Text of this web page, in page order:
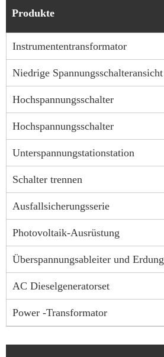
Produkte
Instrumententransformator
Niedrige Spannungsschalteransicht
Hochspannungsschalter
Hochspannungsschalter
Unterspannungstationstation
Schalter trennen
Ausfallsicherungsserie
Photovoltaik-Ausrüstung
Überspannungsableiter und Erdung
AC Dieselgeneratorset
Power -Transformator